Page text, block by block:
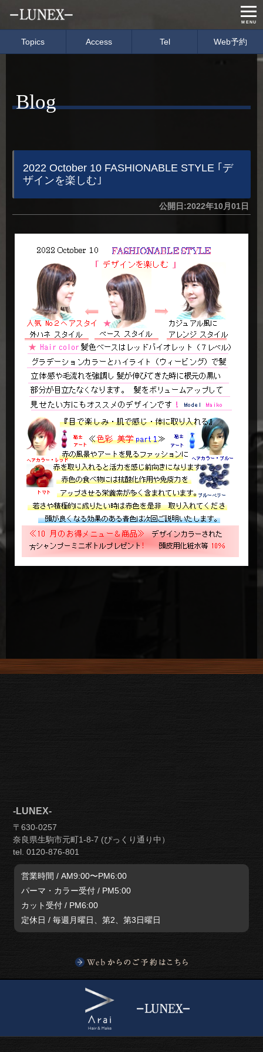
MENU
Concept
Staff blog
経営理念 会社概要
Topics Access Tel Web予約
Blog
2022 October 10 FASHIONABLE STYLE ｢デ
ザインを楽しむ｣
公開日:2022年10月01日
-LUNEX-
〒630-0257
奈良県生駒市元町1-8-7 (ぴっくり通り中）
tel. 0120-876-801
営業時間 / AM9:00〜PM6:00
パーマ・カラー受付 / PM5:00
カット受付 / PM6:00
定休日 / 毎週月曜日、第2、第3日曜日